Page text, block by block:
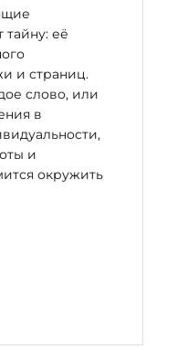
тайну: её
и страниц.
слово, или
в
и
окружить